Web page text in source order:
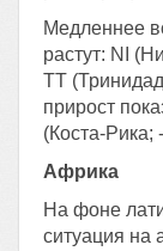
Медленнее
растут: NI
TT
прирост
(Коста-Рика;
Африка
На фоне
ситуация на